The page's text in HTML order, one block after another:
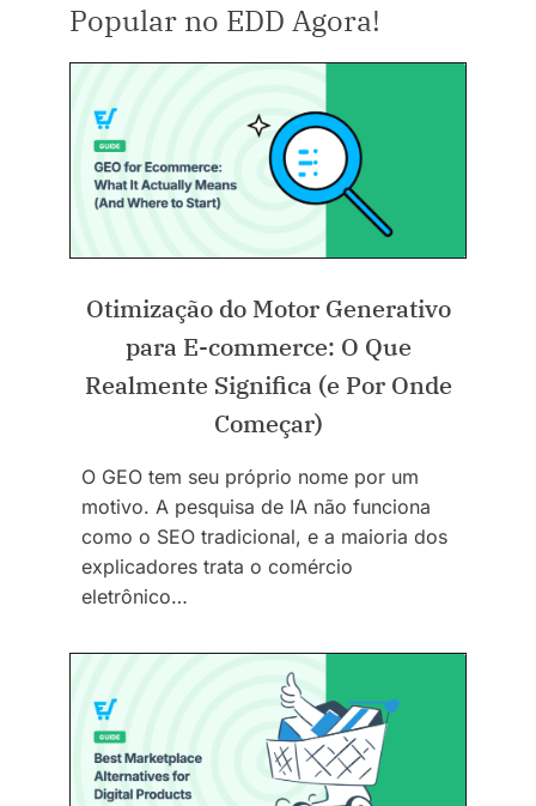
Popular no EDD Agora!
Otimização do Motor Generativo
para E-commerce: O Que
Realmente Significa (e Por Onde
Começar)
O GEO tem seu próprio nome por um
motivo. A pesquisa de IA não funciona
como o SEO tradicional, e a maioria dos
explicadores trata o comércio
eletrônico…